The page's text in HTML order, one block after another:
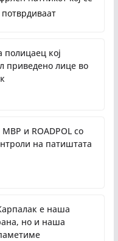
полицаец кој
приведено лице во
и ROADPOL со
на патиштата
е наша
но и наша